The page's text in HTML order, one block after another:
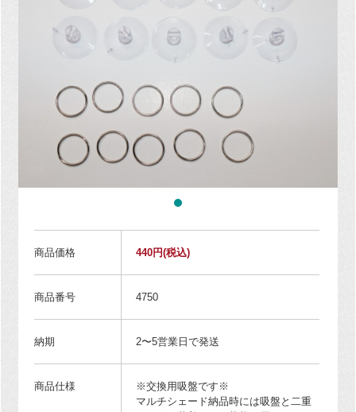
商品価格 440円(税込)
商品番号 4750
納期 2〜5営業日で発送
商品仕様
※交換用吸盤です※
マルチシェード納品時には吸盤と二重